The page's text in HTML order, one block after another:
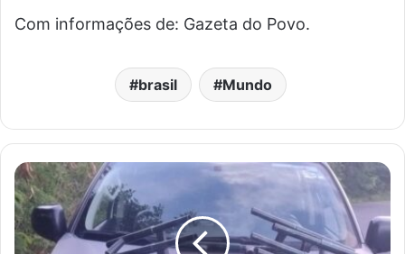
Com informações de: Gazeta do Povo.
brasil Mundo